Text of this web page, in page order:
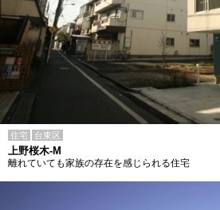
住宅 台東区
上野桜木-M
離れていても家族の存在を感じられる住宅